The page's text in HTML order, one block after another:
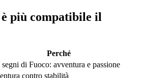
più compatibile il
Perché
di Fuoco: avventura e passione
contro stabilità